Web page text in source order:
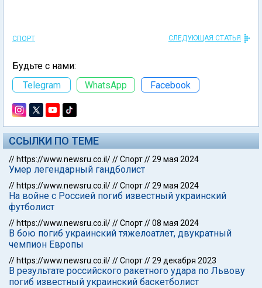
СПОРТ СЛЕДУЮЩАЯ СТАТЬЯ
Будьте с нами:
Telegram
WhatsApp Facebook
ССЫЛКИ ПО ТЕМЕ
// https://www.newsru.co.il///Спорт//29 мая 2024
Умер легендарный гандболист
// https://www.newsru.co.il///Спорт//29 мая 2024
На войне с Россией погиб известный украинский
футболист
// https://www.newsru.co.il///Спорт//08 мая 2024
В бою погиб украинский тяжелоатлет, двукратный
чемпион Европы
// https://www.newsru.co.il///Спорт//29 декабря 2023
В результате российского ракетного удара по Львову
погиб известный украинский баскетболист